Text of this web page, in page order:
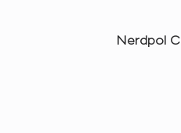
Nerdpol